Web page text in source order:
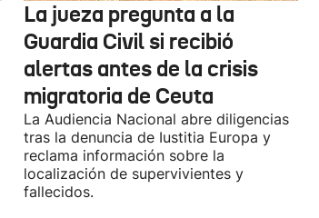
La jueza pregunta a la
Guardia Civil si recibió
alertas antes de la crisis
migratoria de Ceuta
La Audiencia Nacional abre diligencias
tras la denuncia de Iustitia Europa y
reclama información sobre la
localización de supervivientes y
fallecidos.